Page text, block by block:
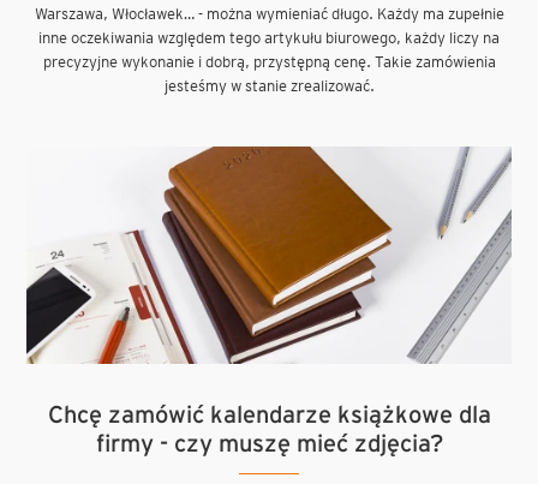
Warszawa, Włocławek… - można wymieniać długo. Każdy ma zupełnie
inne oczekiwania względem tego artykułu biurowego, każdy liczy na
precyzyjne wykonanie i dobrą, przystępną cenę. Takie zamówienia
jesteśmy w stanie zrealizować.
Chcę zamówić kalendarze książkowe dla
firmy - czy muszę mieć zdjęcia?